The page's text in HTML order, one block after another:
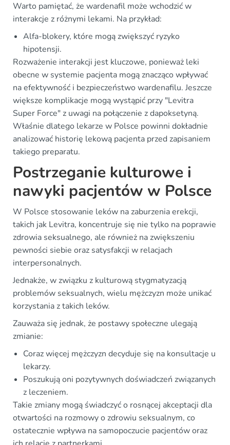
Warto pamiętać, że wardenafil może wchodzić w
interakcje z różnymi lekami. Na przykład:
Alfa-blokery, które mogą zwiększyć ryzyko
hipotensji.
Rozważenie interakcji jest kluczowe, ponieważ leki
obecne w systemie pacjenta mogą znacząco wpływać
na efektywność i bezpieczeństwo wardenafilu. Jeszcze
większe komplikacje mogą wystąpić przy "Levitra
Super Force" z uwagi na połączenie z dapoksetyną.
Właśnie dlatego lekarze w Polsce powinni dokładnie
analizować historię lekową pacjenta przed zapisaniem
takiego preparatu.
Postrzeganie kulturowe i
nawyki pacjentów w Polsce
W Polsce stosowanie leków na zaburzenia erekcji,
takich jak Levitra, koncentruje się nie tylko na poprawie
zdrowia seksualnego, ale również na zwiększeniu
pewności siebie oraz satysfakcji w relacjach
interpersonalnych.
Jednakże, w związku z kulturową stygmatyzacją
problemów seksualnych, wielu mężczyzn może unikać
korzystania z takich leków.
Zauważa się jednak, że postawy społeczne ulegają
zmianie:
Coraz więcej mężczyzn decyduje się na konsultacje u
lekarzy.
Poszukują oni pozytywnych doświadczeń związanych
z leczeniem.
Takie zmiany mogą świadczyć o rosnącej akceptacji dla
otwartości na rozmowy o zdrowiu seksualnym, co
ostatecznie wpływa na samopoczucie pacjentów oraz